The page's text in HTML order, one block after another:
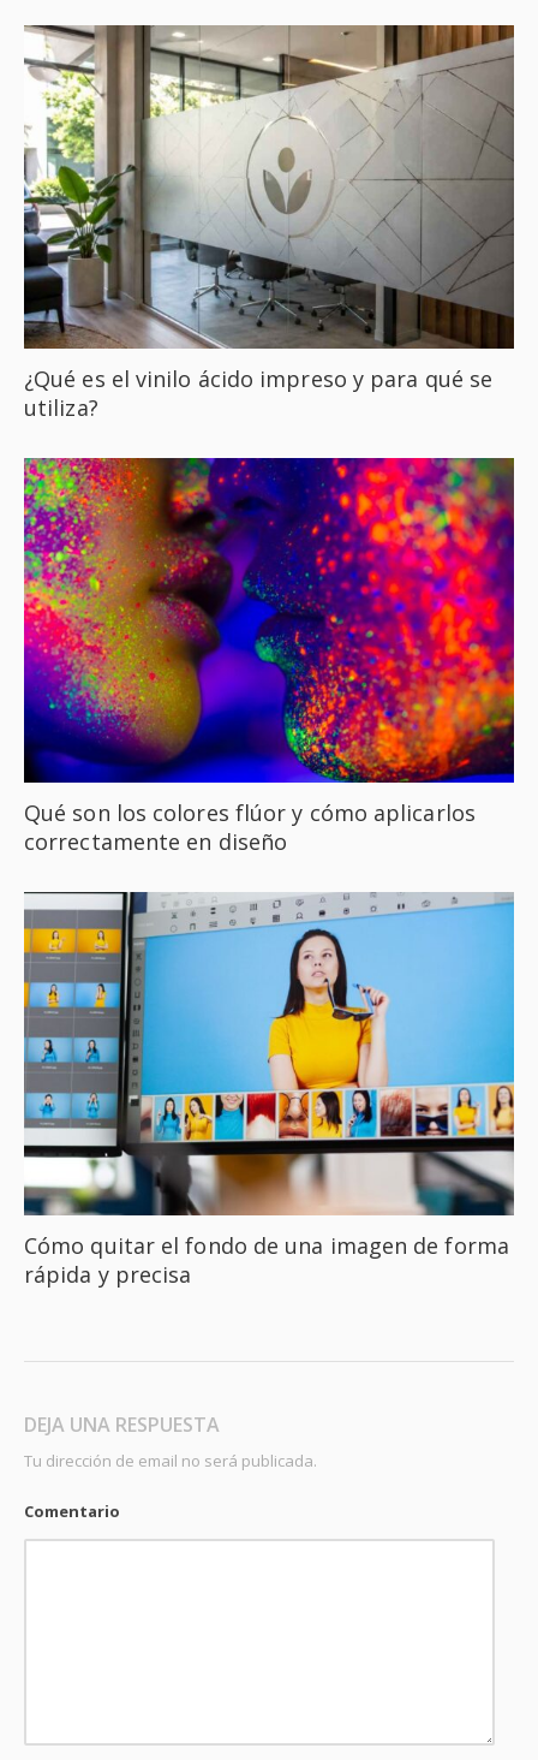
¿Qué es el vinilo ácido impreso y para qué se
utiliza?
Qué son los colores flúor y cómo aplicarlos
correctamente en diseño
Cómo quitar el fondo de una imagen de forma
rápida y precisa
DEJA UNA RESPUESTA
Tu dirección de email no será publicada.
Comentario